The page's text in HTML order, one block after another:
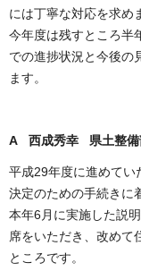
には丁寧な対応を求め
今年度は残すところ半
での進捗状況と今後の
ます。
A 西成秀幸 県土整備
平成29年度に進めてい
決定のための手続きに
本年6月に実施した説
席をいただき、改めて
ところです。